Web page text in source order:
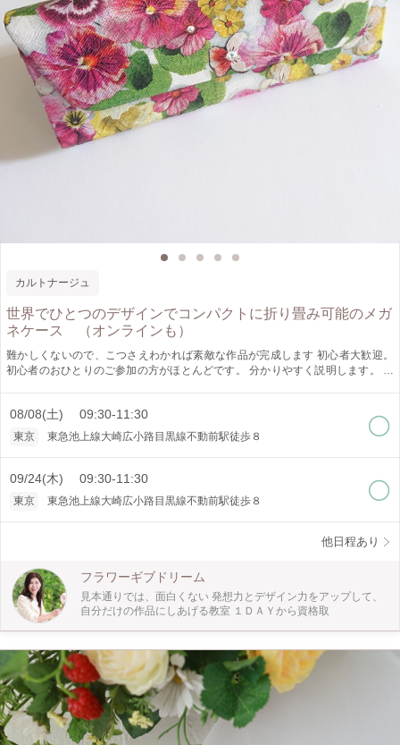
カルトナージュ
世界でひとつのデザインでコンパクトに折り畳み可能のメガ
ネケース （オンラインも）
難かしくないので、こつさえわかれば素敵な作品が完成します 初心者大歓迎。
初心者のおひとりのご参加の方がほとんどです。 分かりやすく説明します。 素
ーツの仕上がりを併せ持つオリジナルデザイン技術でコーティングしたメガネケ
ースです。 他にはないフラパージュのリキッド（特許取得）を使用して、ペー
コンパクトにたためるので、場所を取らずバックに入れ持ち歩きに適していま
で、他にはないのでプレゼントとしても最適です。 お好きなペーパーを選ん
ワロフスキーをお好きな場所に他にはないフラパージュグルーの 溶剤を使用し
メガネケースに華やかさを添えます 「オンラインレッスンの場合」 日程をご相
談して決めます ご予約いただいたら、すぐにzoomかラインビデオでペーパーを
選んでいただきます やり方はメールにてお知らせします 輸入ペーパーを沢山ご
用意してますので、そこから郵送前に選んでいただきます なので、１度ライン
ビデオかzoomでお話します メガネケースのデザインとして、１枚を全体に貼る
ペーパーはどのように選べばいいかアドバイスさせて頂きます。 カット貼りの
場合はデザインのアドバイスをさせていただきます。 初めてでご不安もあると
思いますが、オンラインレッスン４名様ご受講ずみで問題なく素敵な仕上がりで
した。 作品などHP https://flowergivedream.com
08/08(土) 09:30-11:30
東京 東急池上線大崎広小路目黒線不動前駅徒歩８
09/24(木) 09:30-11:30
東京 東急池上線大崎広小路目黒線不動前駅徒歩８
他日程あり
フラワーギブドリーム
見本通りでは、面白くない 発想力とデザイン力をアップして、
自分だけの作品にしあげる教室 １ＤＡＹから資格取